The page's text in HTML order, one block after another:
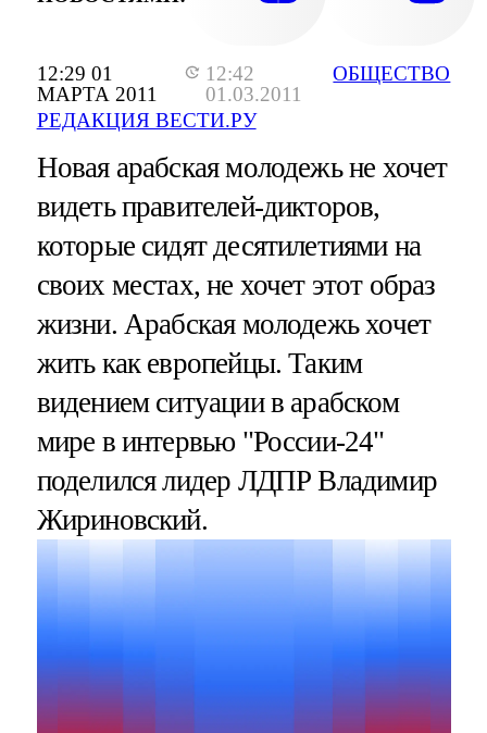
12:29 01
МАРТА 2011
12:42
01.03.2011
РЕДАКЦИЯ ВЕСТИ.РУ
ОБЩЕСТВО
Новая арабская молодежь не хочет
видеть правителей-дикторов,
которые сидят десятилетиями на
своих местах, не хочет этот образ
жизни. Арабская молодежь хочет
жить как европейцы. Таким
видением ситуации в арабском
мире в интервью "России-24"
поделился лидер ЛДПР Владимир
Жириновский.